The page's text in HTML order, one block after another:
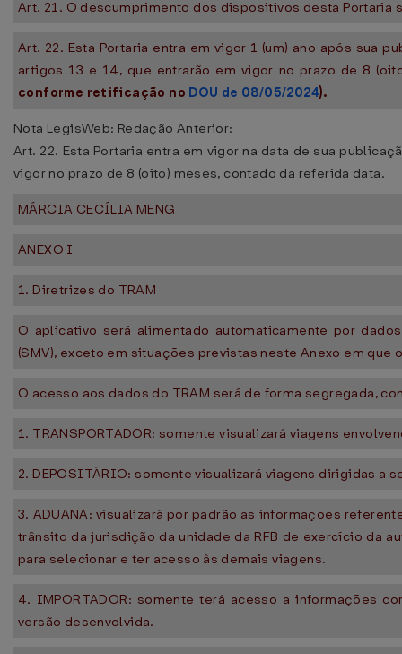
Art. 21. O descumprimento dos dispositivos desta Portaria
Art. 22. Esta Portaria entra em vigor 1 (um) ano após sua
artigos 13 e 14, que entrarão em vigor no prazo de 8
conforme retificação no DOU de 08/05/2024).
Nota LegisWeb: Redação Anterior:
Art. 22. Esta Portaria entra em vigor na data de sua
vigor no prazo de 8 (oito) meses, contado da referida data.
MÁRCIA CECÍLIA MENG
ANEXO I
1. Diretrizes do TRAM
O aplicativo será alimentado automaticamente por
(SMV), exceto em situações previstas neste Anexo em
O acesso aos dados do TRAM será de forma segregada,
1. TRANSPORTADOR: somente visualizará viagens
2. DEPOSITÁRIO: somente visualizará viagens dirigidas a
3. ADUANA: visualizará por padrão as informações
trânsito da jurisdição da unidade da RFB de exercício da
para selecionar e ter acesso às demais viagens.
4. IMPORTADOR: somente terá acesso a informações
versão desenvolvida.